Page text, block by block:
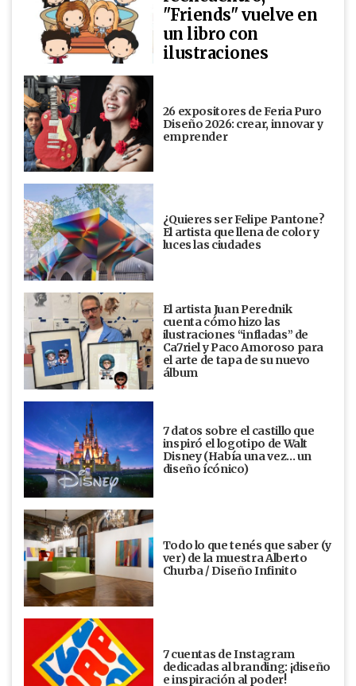
"Friends" vuelve en
un libro con
ilustraciones
26 expositores de Feria Puro
Diseño 2026: crear, innovar y
emprender
¿Quieres ser Felipe Pantone?
El artista que llena de color y
luces las ciudades
El artista Juan Perednik
cuenta cómo hizo las
ilustraciones “infladas” de
Ca7riel y Paco Amoroso para
el arte de tapa de su nuevo
álbum
7 datos sobre el castillo que
inspiró el logotipo de Walt
Disney (Había una vez... un
diseño ícónico)
Todo lo que tenés que saber (y
ver) de la muestra Alberto
Churba / Diseño Infinito
7 cuentas de Instagram
dedicadas al branding: ¡diseño
e inspiración al poder!